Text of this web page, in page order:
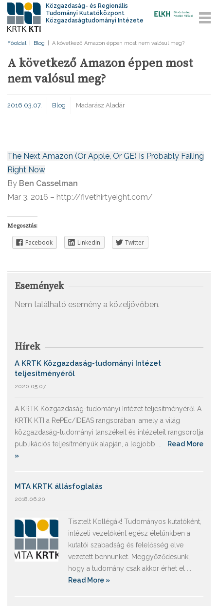
Közgazdaság- és Regionális
Tudományi Kutatóközpont
Közgazdaságtudományi Intézete
Főoldal Blog A következő Amazon éppen most nem valósul meg?
A következő Amazon éppen most
nem valósul meg?
2016.03.07. Blog Madarász Aladár
The Next Amazon (Or Apple, Or GE) Is Probably Failing
Right Now
By Ben Casselman
Mar 3, 2016 – http://fivethirtyeight.com/
Megosztás:
Facebook Linkedin Twitter
Események
Nem található esemény a közeljövőben.
Hírek
A KRTK Közgazdaság-tudományi Intézet
teljesítményéről
2020.05.07.
A KRTK Közgazdaság-tudományi Intézet teljesítményéről A
KRTK KTI a RePEc/IDEAS rangsorában, amely a világ
közgazdaság-tudományi tanszékeit és intézeteit rangsorolja
publikációs teljesítményük alapján, a legjobb ...
Read More
»
MTA KRTK állásfoglalás
2018.06.20.
Tisztelt Kollégák! Tudományos kutatóként,
intézeti vezetőként egész életünkben a
kutatói szabadság és felelősség elve
vezetett bennünket. Meggyőződésünk,
hogy a tudomány csak akkor érhet el ...
Read More »